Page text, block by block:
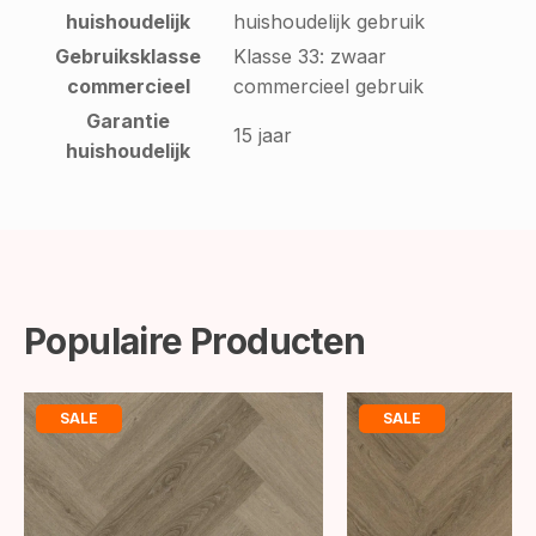
huishoudelijk
huishoudelijk gebruik
Gebruiksklasse
commercieel
Klasse 33: zwaar
commercieel gebruik
Garantie
huishoudelijk
15 jaar
Populaire Producten
SALE SALE